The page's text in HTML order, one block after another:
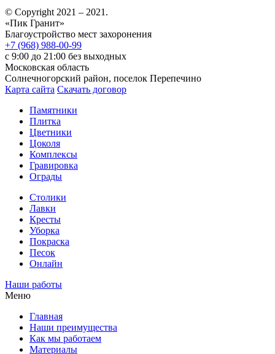
© Copyright 2021 – 2021.
«Пик Гранит»
Благоустройство мест захоронения
+7 (968) 988-00-99
с 9:00 до 21:00 без выходных
Московская область
Солнечногорский район, поселок Перепечино
Карта сайта Скачать договор
Памятники
Плитка
Цветники
Цоколя
Комплексы
Гравировка
Ограды
Столики
Лавки
Кресты
Уборка
Покраска
Песок
Онлайн
Наши работы
Меню
Главная
Наши преимущества
Как мы работаем
Материалы